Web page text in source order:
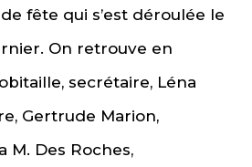
fête qui s’est déroulée le
On retrouve en
secrétaire, Léna
Gertrude Marion,
M. Des Roches,